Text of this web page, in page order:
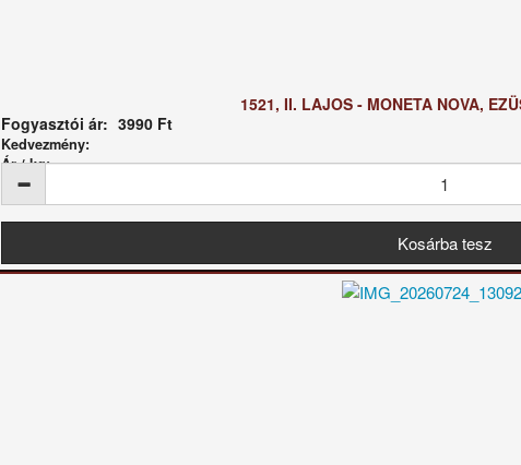
1521, II. LAJOS - MONETA NOVA,
Fogyasztói ár: 3990 Ft
Kedvezmény:
Ár / kg: